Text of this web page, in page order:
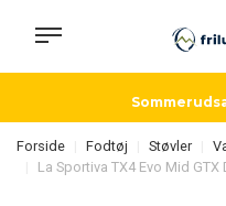
Forside Fodtøj Støvler
La Sportiva TX4 Evo Mid GTX